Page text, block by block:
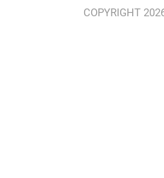
COPYRIGHT